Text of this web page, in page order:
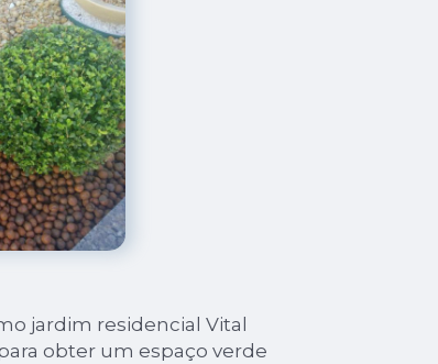
jardim residencial Vital
obter um espaço verde